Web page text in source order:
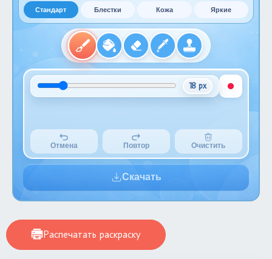
Стандарт Блестки Кожа Яркие
18 px
Отмена Повтор Очистить
Скачать
Распечатать раскраску